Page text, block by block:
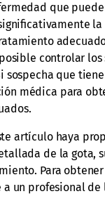
que
controlar
sospecha que
médica para
artículo haya
de la gota,
Para
a un profesional de